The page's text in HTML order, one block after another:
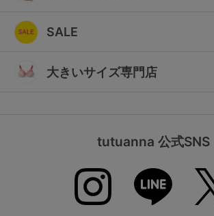
SALE
大きいサイズ専門店
tutuanna 公式SNS